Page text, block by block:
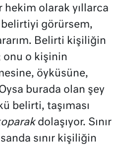
olarak yıllarca
görürsem,
Belirti kişiliğin
onu o kişinin
öyküsüne,
burada olan şey
belirti, taşıması
dolaşıyor. Sınır
sınır kişiliğin